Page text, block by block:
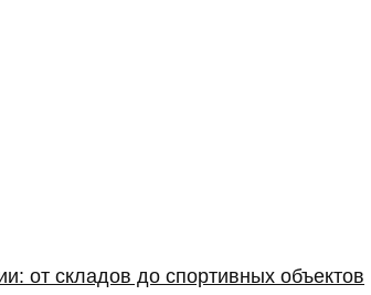
от складов до спортивных объектов